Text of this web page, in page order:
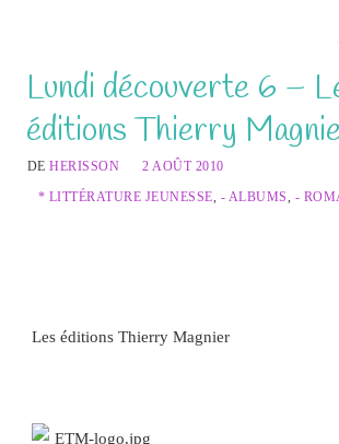
Lundi découverte 6 –
éditions Thierry
DEHERISSON
2 AOÛT 2010
* LITTÉRATURE JEUNESSE, - ALBUMS, -
Les éditions Thierry Magnier